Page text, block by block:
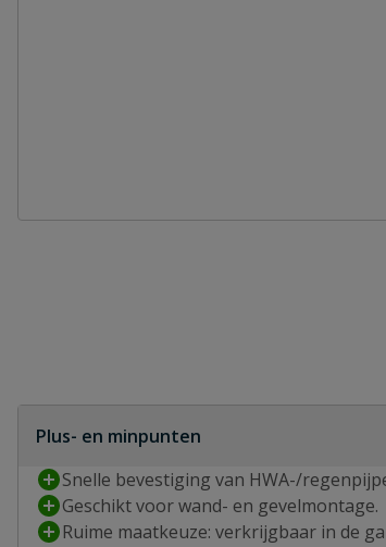
Plus- en minpunten
Snelle bevestiging van HWA-/
Geschikt voor wand- en gevelmontage.
Ruime maatkeuze: verkrijgbaar in de